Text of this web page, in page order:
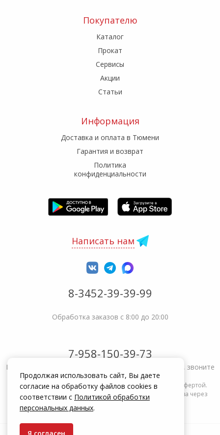
Покупателю
Каталог
Прокат
Сервисы
Акции
Статьи
Информация
Доставка и оплата в Тюмени
Гарантия и возврат
Политика
конфиденциальности
Написать нам
8-3452-39-39-99
Обработка заказов с 8:00 до 20:00
7-958-150-39-73
Не получается решить вопрос или возникла жалоба, звоните
Информация на сайте zakrepi.ru не является публичной офертой.
Указанные цены действуют только при оформлении заказа через
интернет-магазин zakrepi.ru.
Продолжая использовать сайт, Вы даете
согласие на обработку файлов cookies в
соответствии с Политикой обработки
персональных данных.